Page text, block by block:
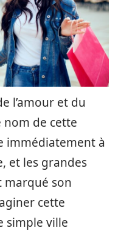
l’amour et du
nom de cette
immédiatement à
et les grandes
marqué son
cette
simple ville